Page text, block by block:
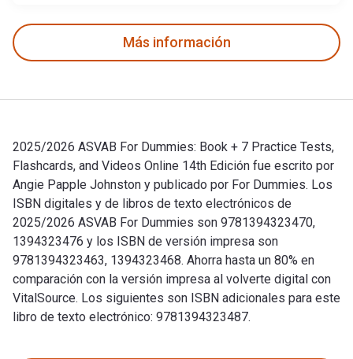
Más información
2025/2026 ASVAB For Dummies: Book + 7 Practice Tests,
Flashcards, and Videos Online 14th Edición fue escrito por
Angie Papple Johnston y publicado por For Dummies. Los
ISBN digitales y de libros de texto electrónicos de
2025/2026 ASVAB For Dummies son 9781394323470,
1394323476 y los ISBN de versión impresa son
9781394323463, 1394323468. Ahorra hasta un 80% en
comparación con la versión impresa al volverte digital con
VitalSource. Los siguientes son ISBN adicionales para este
libro de texto electrónico: 9781394323487.